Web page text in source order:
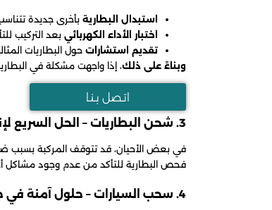
استبدال البطارية بأخرى جديدة
اختبار الأداء الكهربائي بعد التركيب
تقديم استشارات حول البطاريات
وبناءً على ذلك، إذا واجهت مشكلة في
اتـصل بـنـا
3. شحن البطاريات – الحل السريع لإنقاذ السائقين
في بعض الأحيان، قد تتوقف المركبة بسبب
فحص البطارية للتأكد من عدم وجود مشاكل
4. سحب السيارات – حلول آمنة في جميع المواقف